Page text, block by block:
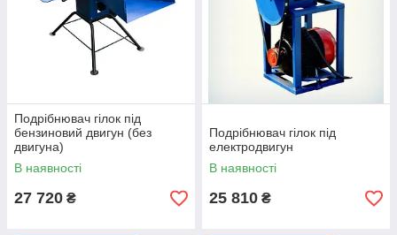
Подрібнювач гілок під
бензиновий двигун (без
двигуна)
В наявності
27 720 ₴
Подрібнювач гілок під
електродвигун
В наявності
25 810 ₴